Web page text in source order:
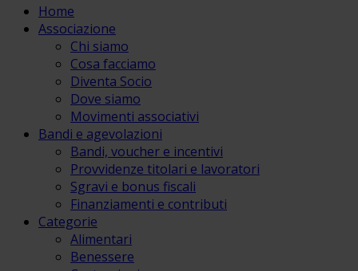
Home
Associazione
Chi siamo
Cosa facciamo
Diventa Socio
Dove siamo
Movimenti associativi
Bandi e agevolazioni
Bandi, voucher e incentivi
Provvidenze titolari e lavoratori
Sgravi e bonus fiscali
Finanziamenti e contributi
Categorie
Alimentari
Benessere